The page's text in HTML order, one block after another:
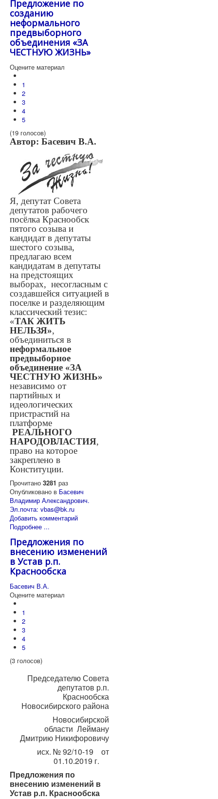
Предложение по
созданию
неформального
предвыборного
объединения «ЗА
ЧЕСТНУЮ ЖИЗНЬ»
Оцените материал
1
2
3
4
5
(19 голосов)
Автор: Басевич В.А.
Я, депутат Совета
депутатов рабочего
посёлка Краснообск
пятого созыва и
кандидат в депутаты
шестого созыва,
предлагаю всем
кандидатам в депутаты
на предстоящих
выборах, несогласным с
создавшейся ситуацией в
поселке и разделяющим
классический тезис:
«ТАК ЖИТЬ
НЕЛЬЗЯ»,
объединиться в
неформальное
предвыборное
объединение «ЗА
ЧЕСТНУЮ ЖИЗНЬ»
независимо от
партийных и
идеологических
пристрастий на
платформе
РЕАЛЬНОГО
НАРОДОВЛАСТИЯ,
право на которое
закреплено в
Конституции.
Прочитано 3281 раз
Опубликовано в Басевич
Владимир Александрович.
Эл.почта: vbas@bk.ru
Добавить комментарий
Подробнее ...
Предложения по
внесению изменений
в Устав р.п.
Краснообска
Басевич В.А.
Оцените материал
1
2
3
4
5
(3 голосов)
Председателю Совета
депутатов р.п.
Краснообска
Новосибирского района
Новосибирской
области Лейману
Дмитрию Никифоровичу
исх. № 92/10-19 от
01.10.2019 г.
Предложения по
внесению изменений в
Устав р.п. Краснообска